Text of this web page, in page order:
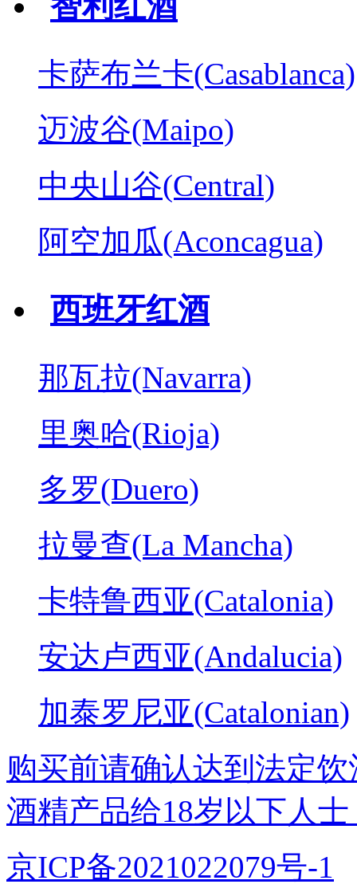
卡萨布兰卡(Casablanca)
迈波谷(Maipo)
中央山谷(Central)
阿空加瓜(Aconcagua)
西班牙红酒
那瓦拉(Navarra)
里奥哈(Rioja)
多罗(Duero)
拉曼查(La Mancha)
卡特鲁西亚(Catalonia)
安达卢西亚(Andalucia)
加泰罗尼亚(Catalonian)
购买前请确认达到法定
酒精产品给18岁以下人士
京ICP备2021022079号-1